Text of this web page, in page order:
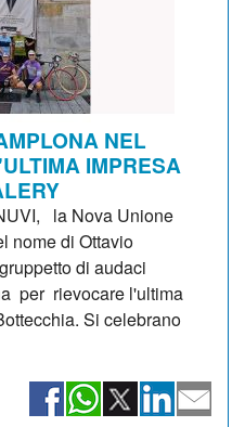
NEL
IMPRESA
la Nova Unione
nome di Ottavio
di audaci
per rievocare l'ultima
Si celebrano